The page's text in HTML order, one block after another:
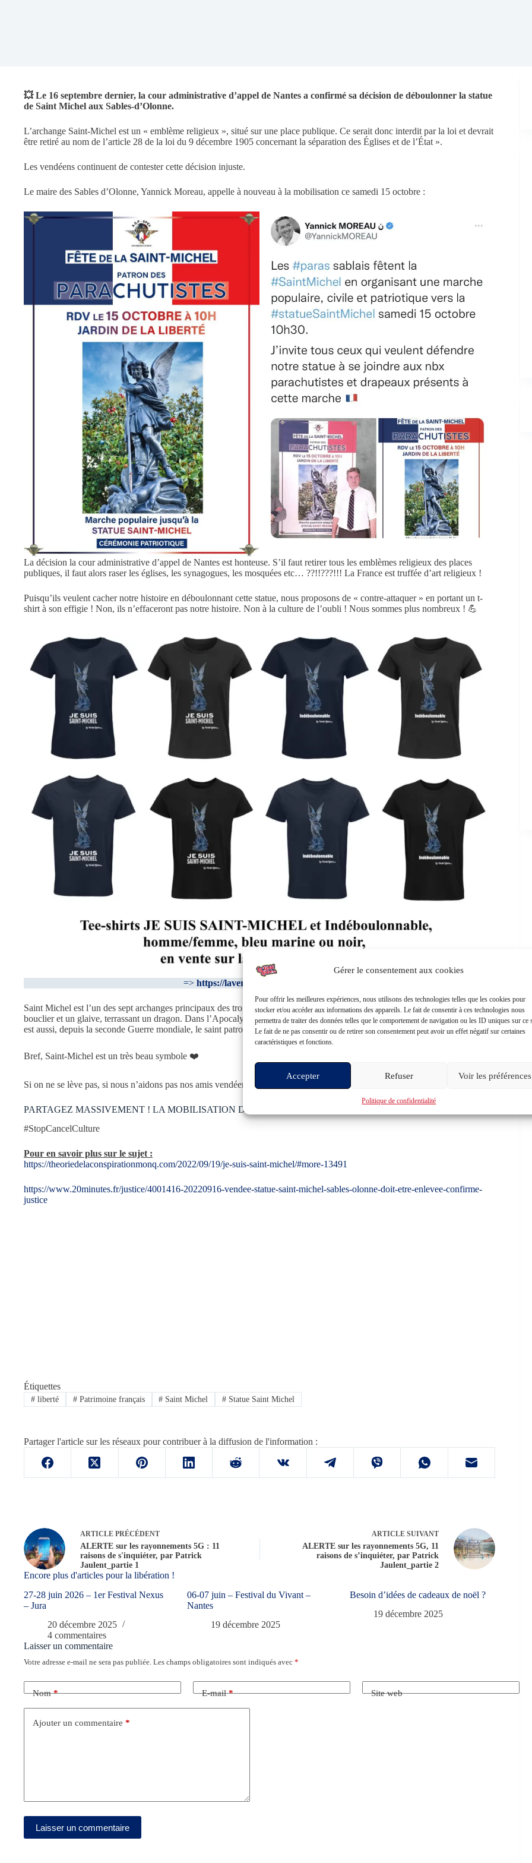
Gérer le consentement aux cookies
Pour offrir les meilleures expériences, nous utilisons des technologies telles que les cookies pour
stocker et/ou accéder aux informations des appareils. Le fait de consentir à ces technologies nous
permettra de traiter des données telles que le comportement de navigation ou les ID uniques sur ce
Le fait de ne pas consentir ou de retirer son consentement peut avoir un effet négatif sur certaines
caractéristiques et fonctions.
Accepter Refuser Voir les préférences
Politique de confidentialité
💥 Le 16 septembre dernier, la cour administrative d’appel de Nantes a confirmé sa décision de déboulonner la statue
de Saint Michel aux Sables-d’Olonne.
L’archange Saint-Michel est un « emblème religieux », situé sur une place publique. Ce serait donc interdit par la loi et devrait
être retiré au nom de l’article 28 de la loi du 9 décembre 1905 concernant la séparation des Églises et de l’État ».
Les vendéens continuent de contester cette décision injuste.
Le maire des Sables d’Olonne, Yannick Moreau, appelle à nouveau à la mobilisation ce samedi 15 octobre :
La décision la cour administrative d’appel de Nantes est honteuse. S’il faut retirer tous les emblèmes religieux des places
publiques, il faut alors raser les églises, les synagogues, les mosquées etc… ??!!???!!! La France est truffée d’art religieux !
Puisqu’ils veulent cacher notre histoire en déboulonnant cette statue, nous proposons de « contre-attaquer » en portant un t-
shirt à son effigie ! Non, ils n’effaceront pas notre histoire. Non à la culture de l’oubli ! Nous sommes plus nombreux ! 💪
=> https://laveritelibere.com/boutique/
Saint Michel est l’un des sept archanges principaux des trois religions monothéistes. On le représente avec des ailes, un
bouclier et un glaive, terrassant un dragon. Dans l’Apocalypse, c’est même le chef de la milice céleste des anges du Bien ! Il
est aussi, depuis la seconde Guerre mondiale, le saint patron des parachutistes.
Bref, Saint-Michel est un très beau symbole ❤️
Si on ne se lève pas, si nous n’aidons pas nos amis vendéens, d’autres se sentiront légitimes d’œuvrer de la sorte !
PARTAGEZ MASSIVEMENT ! LA MOBILISATION DOIT ETRE NATIONALE !
#StopCancelCulture
Pour en savoir plus sur le sujet :
https://theoriedelaconspirationmonq.com/2022/09/19/je-suis-saint-michel/#more-13491
https://www.20minutes.fr/justice/4001416-20220916-vendee-statue-saint-michel-sables-olonne-doit-etre-enlevee-confirme-
justice
Étiquettes
#liberté #Patrimoine français # Saint Michel # Statue Saint Michel
Partager l'article sur les réseaux pour contribuer à la diffusion de l'information :
ARTICLE PRÉCÉDENT
ALERTE sur les rayonnements 5G : 11
raisons de s'inquiéter, par Patrick
Jaulent_partie 1
ARTICLESUIVANT
ALERTE sur les rayonnements 5G, 11
raisons de s’inquiéter, par Patrick
Jaulent_partie 2
Encore plus d'articles pour la libération !
27-28 juin 2026 – 1er Festival Nexus
– Jura
20 décembre 2025
4 commentaires
06-07 juin – Festival du Vivant –
Nantes
19 décembre 2025
Besoin d’idées de cadeaux de noël ?
19 décembre 2025
Laisser un commentaire
Votre adresse e-mail ne sera pas publiée. Les champs obligatoires sont indiqués avec *
Nom* E-mail* Site web
Ajouter un commentaire *
Laisser un commentaire